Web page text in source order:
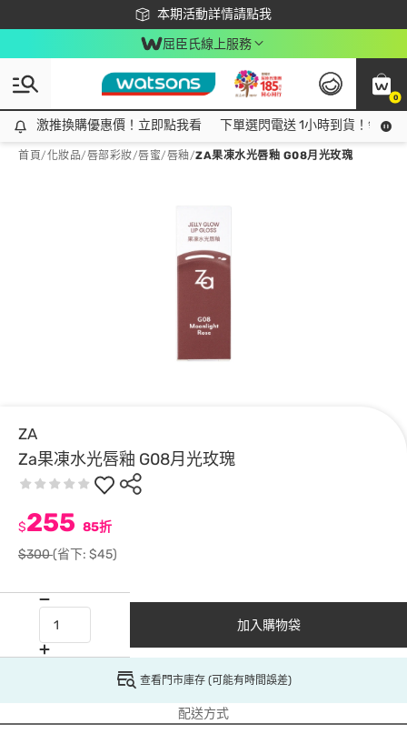
本期活動詳情請點我
下載app最高回饋$350
屈臣氏線上服務
0
激推換購優惠價！立即點我看
激推換購優惠價！立即點我看 下單選閃電送 1小時到貨！領神
首頁/化妝品/唇部彩妝/唇蜜/唇釉/ZA果凍水光唇釉 G08月光玫瑰
ZA
Za果凍水光唇釉 G08月光玫瑰
$255 85折
$300(省下: $45)
加入購物袋
查看門市庫存 (可能有時間誤差)
配送方式